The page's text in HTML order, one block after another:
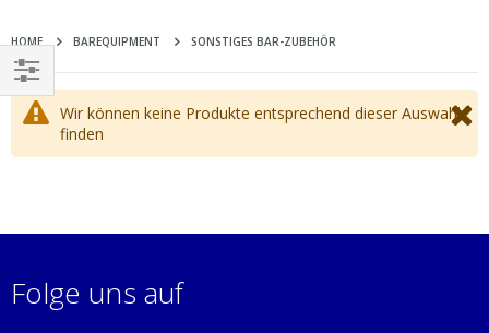
HOME BAREQUIPMENT SONSTIGES BAR-ZUBEHÖR
Wir können keine Produkte entsprechend dieser Auswahl
finden
EINKAUFEN
NACH
Folge uns auf